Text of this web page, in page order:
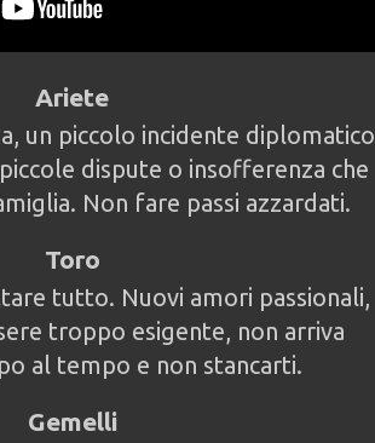
Ariete
un piccolo incidente diplomatico
dispute o insofferenza che
Non fare passi azzardati.
Toro
tutto. Nuovi amori passionali,
troppo esigente, non arriva
al tempo e non stancarti.
Gemelli